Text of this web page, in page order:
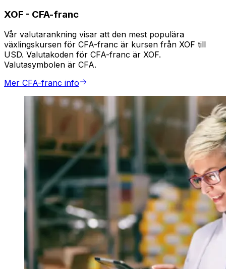
XOF - CFA-franc
Vår valutarankning visar att den mest populära
växlingskursen för CFA-franc är kursen från XOF till
USD. Valutakoden för CFA-franc är XOF.
Valutasymbolen är CFA.
Mer CFA-franc info